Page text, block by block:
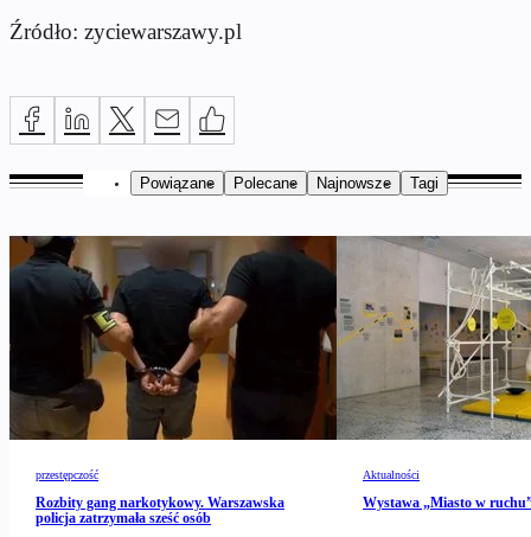
Źródło: zyciewarszawy.pl
Powiązane Polecane Najnowsze Tagi
przestępczość
Rozbity gang narkotykowy. Warszawska
policja zatrzymała sześć osób
Aktualności
Wystawa „Miasto w